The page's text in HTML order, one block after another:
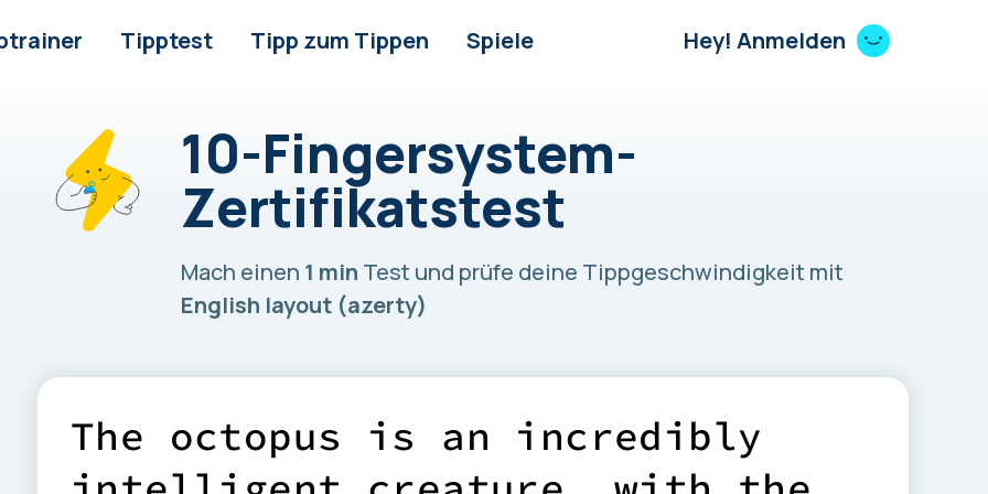
Tipptest Tipp zum Tippen Spiele Hey! Anmelden
10-Fingersystem-
Zertifikatstest
Mach einen 1 min Test und prüfe deine Tippgeschwindigkeit mit
English layout (azerty)
The octopus is an i ncredi bly